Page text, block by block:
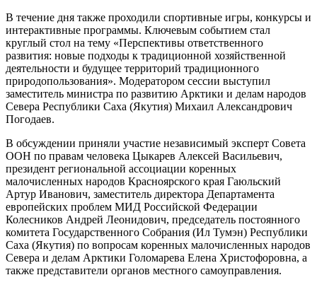
В течение дня также проходили спортивные игры, конкурсы и
интерактивные программы. Ключевым событием стал
круглый стол на тему «Перспективы ответственного
развития: новые подходы к традиционной хозяйственной
деятельности и будущее территорий традиционного
природопользования». Модератором сессии выступил
заместитель министра по развитию Арктики и делам народов
Севера Республики Саха (Якутия) Михаил Александрович
Погодаев.
В обсуждении приняли участие независимый эксперт Совета
ООН по правам человека Цыкарев Алексей Васильевич,
президент региональной ассоциации коренных
малочисленных народов Красноярского края Гаюльский
Артур Иванович, заместитель директора Департамента
европейских проблем МИД Российской Федерации
Колесников Андрей Леонидович, председатель постоянного
комитета Государственного Собрания (Ил Тумэн) Республики
Саха (Якутия) по вопросам коренных малочисленных народов
Севера и делам Арктики Голомарева Елена Христофоровна, а
также представители органов местного самоуправления.